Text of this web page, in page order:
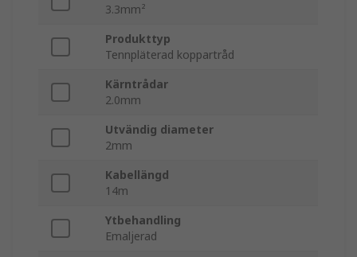
3.3mm²
Produkttyp
Tennpläterad koppartråd
Kärntrådar
2.0mm
Utvändig diameter
2mm
Kabellängd
14m
Ytbehandling
Emaljerad